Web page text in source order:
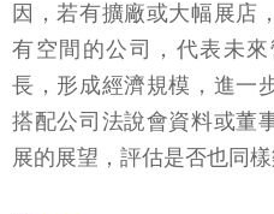
因，若有擴廠或大幅展店
有空間的公司，代表未
長，形成經濟規模，進一
搭配公司法說會資料或董
展的展望，評估是否也同樣